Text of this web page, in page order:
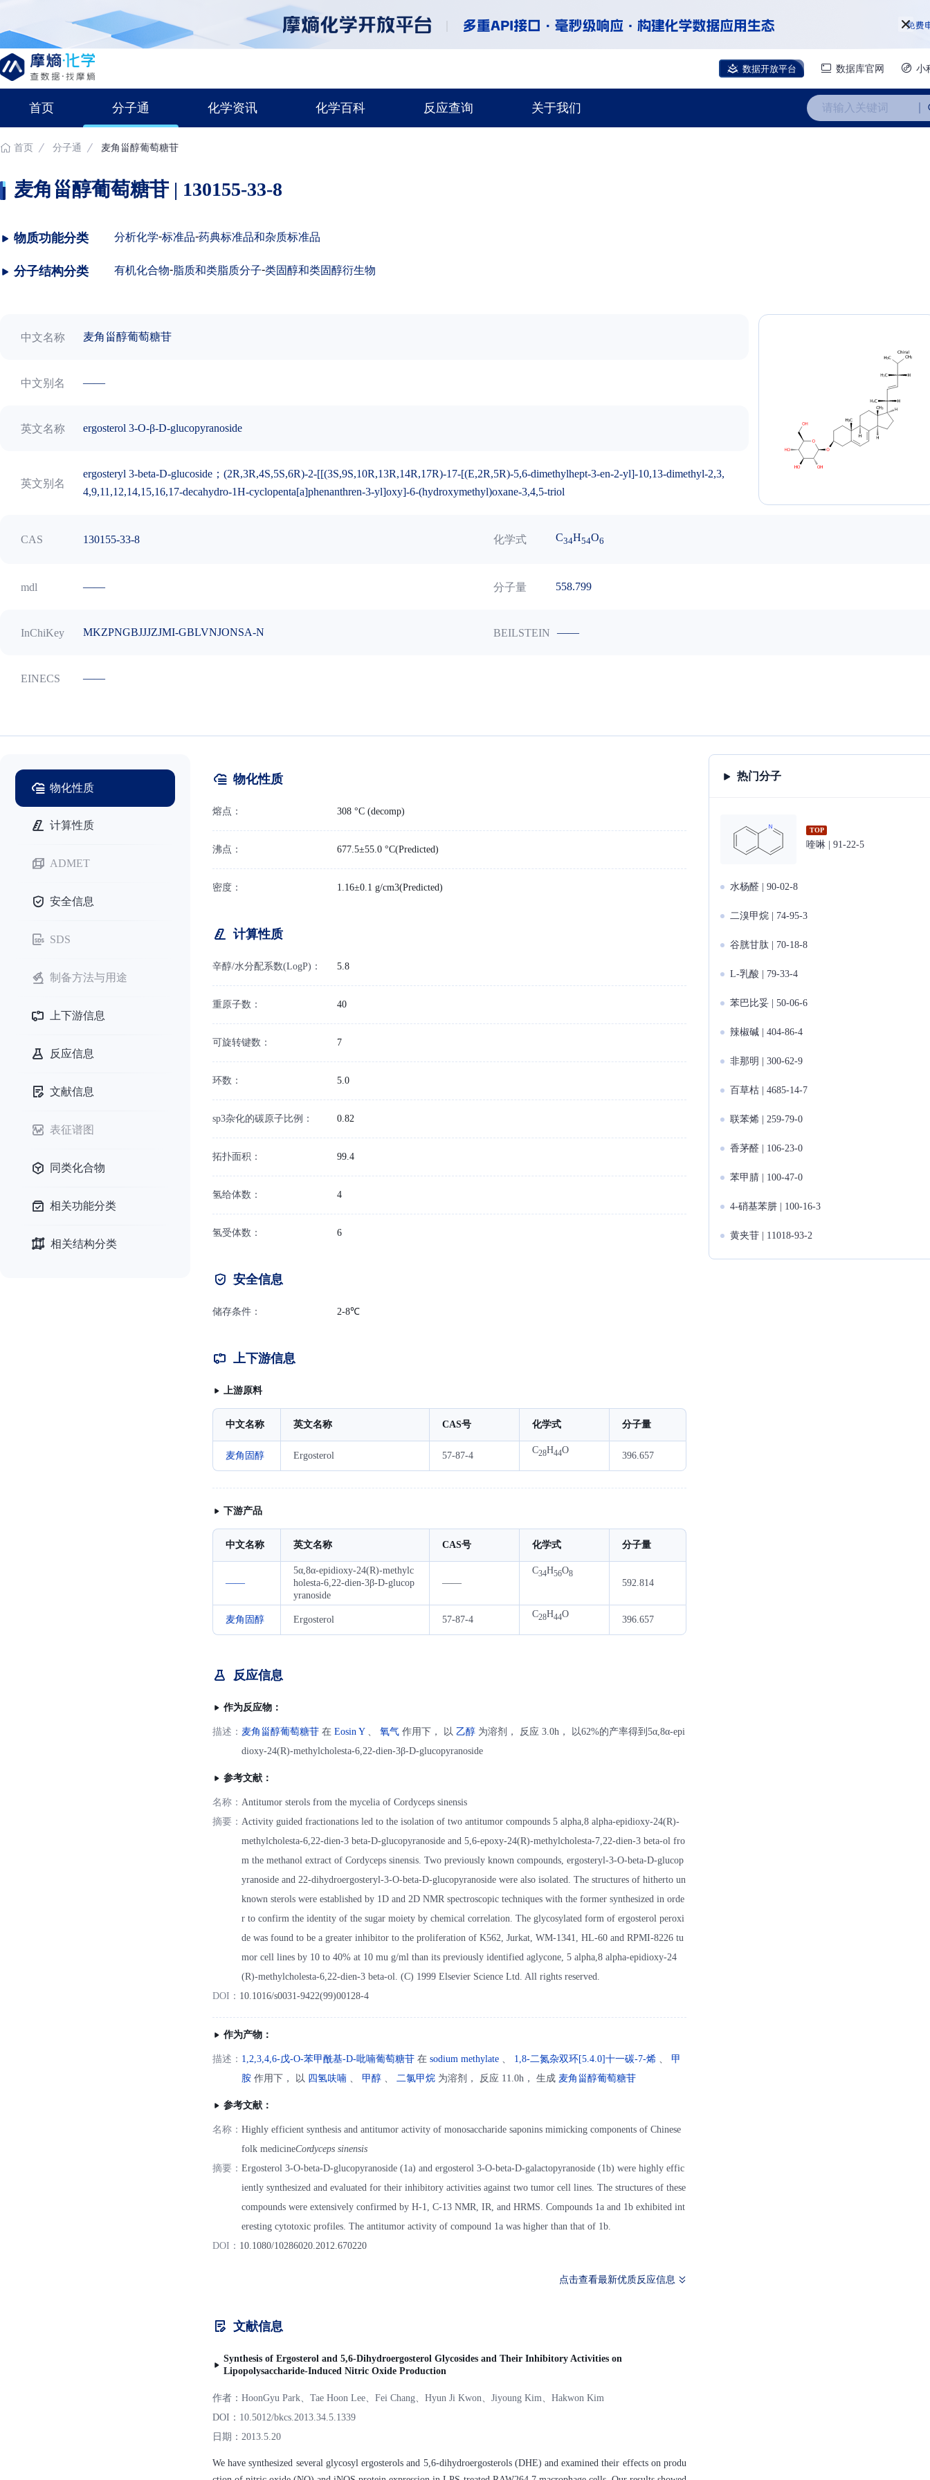
数据开放平台 数据库官网 小
首页 分子通 化学资讯 化学百科 反应查询 关于我们 请输入关键词
首页 分子通 麦角甾醇葡萄糖苷
麦角甾醇葡萄糖苷 | 130155-33-8
物质功能分类 分析化学-标准品-药典标准品和杂质标准品
分子结构分类 有机化合物-脂质和类脂质分子-类固醇和类固醇衍生物
中文名称 麦角甾醇葡萄糖苷
中文别名 ——
英文名称 ergosterol 3-O-β-D-glucopyranoside
英文别名
ergosteryl 3-beta-D-glucoside；(2R,3R,4S,5S,6R)-2-[[(3S,9S,10R,13R,14R,17R)-17-[(E,2R,5R)-5,6-dimethylhept-3-en-2-yl]-10,13-dimethyl-2,3,
4,9,11,12,14,15,16,17-decahydro-1H-cyclopenta[a]phenanthren-3-yl]oxy]-6-(hydroxymethyl)oxane-3,4,5-triol
CAS 130155-33-8 化学式 C34H54O6
mdl —— 分子量 558.799
InChiKey MKZPNGBJJJZJMI-GBLVNJONSA-N BEILSTEIN ——
EINECS ——
物化性质
计算性质
ADMET
安全信息
SDS
制备方法与用途
上下游信息
反应信息
文献信息
表征谱图
同类化合物
相关功能分类
相关结构分类
物化性质
熔点： 308 °C (decomp)
沸点： 677.5±55.0 °C(Predicted)
密度： 1.16±0.1 g/cm3(Predicted)
计算性质
辛醇/水分配系数(LogP)： 5.8
重原子数： 40
可旋转键数： 7
环数： 5.0
sp3杂化的碳原子比例： 0.82
拓扑面积： 99.4
氢给体数： 4
氢受体数： 6
安全信息
储存条件： 2-8℃
上下游信息
上游原料
中文名称 英文名称 CAS号 化学式 分子量
麦角固醇 Ergosterol 57-87-4
C28H44O
396.657
下游产品
中文名称 英文名称 CAS号 化学式 分子量
——
5α,8α-epidioxy-24(R)-methylc
holesta-6,22-dien-3β-D-glucop
yranoside
——
C34H56O8
592.814
麦角固醇 Ergosterol 57-87-4
C28H44O
396.657
反应信息
作为反应物：
描述： 麦角甾醇葡萄糖苷 在 Eosin Y、 氧气 作用下， 以 乙醇 为溶剂， 反应 3.0h， 以62%的产率得到5α,8α-epi
dioxy-24(R)-methylcholesta-6,22-dien-3β-D-glucopyranoside
参考文献：
名称： Antitumor sterols from the mycelia of Cordyceps sinensis
摘要： Activity guided fractionations led to the isolation of two antitumor compounds 5 alpha,8 alpha-epidioxy-24(R)-
methylcholesta-6,22-dien-3 beta-D-glucopyranoside and 5,6-epoxy-24(R)-methylcholesta-7,22-dien-3 beta-ol fro
m the methanol extract of Cordyceps sinensis. Two previously known compounds, ergosteryl-3-O-beta-D-glucop
yranoside and 22-dihydroergosteryl-3-O-beta-D-glucopyranoside were also isolated. The structures of hitherto un
known sterols were established by 1D and 2D NMR spectroscopic techniques with the former synthesized in orde
r to confirm the identity of the sugar moiety by chemical correlation. The glycosylated form of ergosterol peroxi
de was found to be a greater inhibitor to the proliferation of K562, Jurkat, WM-1341, HL-60 and RPMI-8226 tu
mor cell lines by 10 to 40% at 10 mu g/ml than its previously identified aglycone, 5 alpha,8 alpha-epidioxy-24
(R)-methylcholesta-6,22-dien-3 beta-ol. (C) 1999 Elsevier Science Ltd. All rights reserved.
DOI： 10.1016/s0031-9422(99)00128-4
作为产物：
描述： 1,2,3,4,6-戊-O-苯甲酰基-D-吡喃葡萄糖苷 在 sodium methylate 、 1,8-二氮杂双环[5.4.0]十一碳-7-烯 、 甲
胺 作用下， 以 四氢呋喃 、 甲醇 、 二氯甲烷 为溶剂， 反应 11.0h， 生成 麦角甾醇葡萄糖苷
参考文献：
名称： Highly efficient synthesis and antitumor activity of monosaccharide saponins mimicking components of Chinese
folk medicineCordyceps sinensis
摘要： Ergosterol 3-O-beta-D-glucopyranoside (1a) and ergosterol 3-O-beta-D-galactopyranoside (1b) were highly effic
iently synthesized and evaluated for their inhibitory activities against two tumor cell lines. The structures of these
compounds were extensively confirmed by H-1, C-13 NMR, IR, and HRMS. Compounds 1a and 1b exhibited int
eresting cytotoxic profiles. The antitumor activity of compound 1a was higher than that of 1b.
DOI： 10.1080/10286020.2012.670220
点击查看最新优质反应信息
文献信息
Synthesis of Ergosterol and 5,6-Dihydroergosterol Glycosides and Their Inhibitory Activities on
Lipopolysaccharide-Induced Nitric Oxide Production
作者： HoonGyu Park、Tae Hoon Lee、Fei Chang、Hyun Ji Kwon、Jiyoung Kim、Hakwon Kim
DOI： 10.5012/bkcs.2013.34.5.1339
日期： 2013.5.20
We have synthesized several glycosyl ergosterols and 5,6-dihydroergosterols (DHE) and examined their effects on produ
热门分子
TOP
喹啉 | 91-22-5
水杨醛 | 90-02-8
二溴甲烷 | 74-95-3
谷胱甘肽 | 70-18-8
L-乳酸 | 79-33-4
苯巴比妥 | 50-06-6
辣椒碱 | 404-86-4
非那明 | 300-62-9
百草枯 | 4685-14-7
联苯烯 | 259-79-0
香茅醛 | 106-23-0
苯甲腈 | 100-47-0
4-硝基苯肼 | 100-16-3
黄夹苷 | 11018-93-2